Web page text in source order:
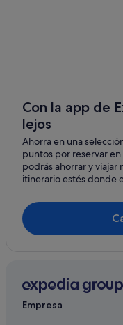
Hoteles de 4
Cruz Roja-
Husa hoteles en
Hoteles con todo
Hoteles de 5
Hoteles que
Hoteles con
Hoteles románticos
Hoteles con casino
Con la app de
lejos
Ahorra en una
puntos por reservar en
podrás ahorrar y viajar
itinerario estés donde
Empresa